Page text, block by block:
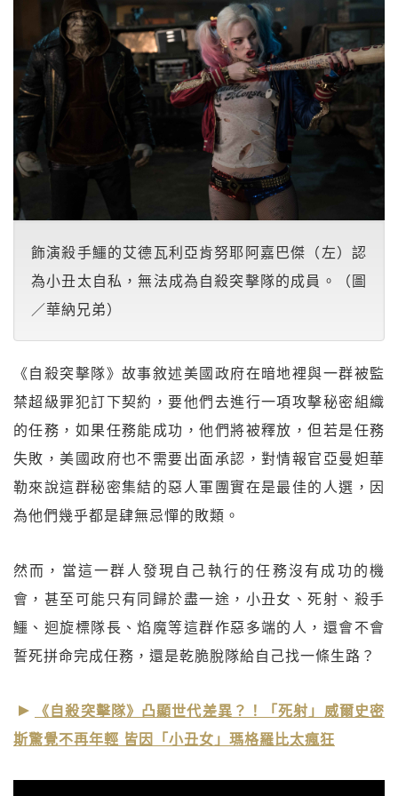
飾演殺手鱷的艾德瓦利亞肯努耶阿嘉巴傑（左）認
為小丑太自私，無法成為自殺突擊隊的成員。（圖
／華納兄弟）
《自殺突擊隊》故事敘述美國政府在暗地裡與一群被監
禁超級罪犯訂下契約，要他們去進行一項攻擊秘密組織
的任務，如果任務能成功，他們將被釋放，但若是任務
失敗，美國政府也不需要出面承認，對情報官亞曼妲華
勒來說這群秘密集結的惡人軍團實在是最佳的人選，因
為他們幾乎都是肆無忌憚的敗類。
然而，當這一群人發現自己執行的任務沒有成功的機
會，甚至可能只有同歸於盡一途，小丑女、死射、殺手
鱷、迴旋標隊長、焰魔等這群作惡多端的人，還會不會
誓死拼命完成任務，還是乾脆脫隊給自己找一條生路？
《自殺突擊隊》凸顯世代差異？！「死射」威爾史密
斯驚覺不再年輕 皆因「小丑女」瑪格羅比太瘋狂